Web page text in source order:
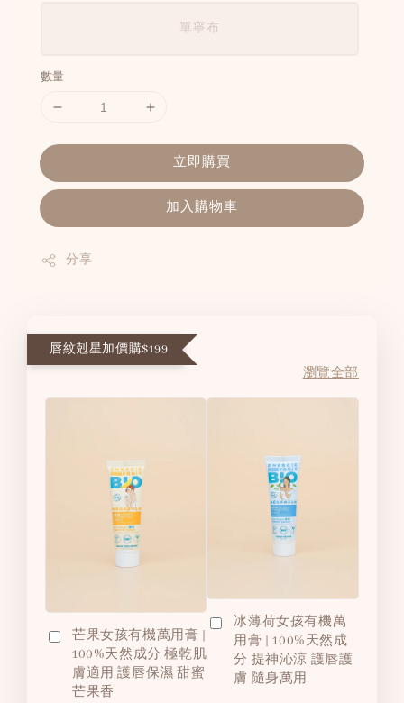
單寧布
數量
立即購買
加入購物車
分享
唇紋剋星加價購$199
瀏覽全部
芒果女孩有機萬用膏 |
100%天然成分 極乾肌
膚適用 護唇保濕 甜蜜
芒果香
冰薄荷女孩有機萬
用膏 | 100%天然成
分 提神沁涼 護唇護
膚 隨身萬用